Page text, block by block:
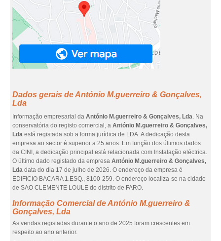
Dados gerais de António M.guerreiro & Gonçalves,
Lda
Informação empresarial da António M.guerreiro & Gonçalves, Lda. Na
conservatória do registo comercial, a António M.guerreiro & Gonçalves,
Lda está registada sob a forma jurídica de LDA. A dedicação desta
empresa ao sector é superior a 25 anos. Em função dos últimos dados
da CINI, a dedicação principal está relacionada com Instalação eléctrica.
O último dado registado da empresa António M.guerreiro & Gonçalves,
Lda data do dia 17 de julho de 2026. O endereço da empresa é
EDIFICIO BACARA 1.ESQ., 8100-259. O endereço localiza-se na cidade
de SAO CLEMENTE LOULE do distrito de FARO.
Informação Comercial de António M.guerreiro &
Gonçalves, Lda
As vendas registadas durante o ano de 2025 foram crescentes em
respeito ao ano anterior.